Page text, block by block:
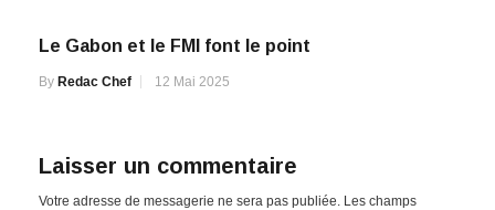
Le Gabon et le FMI font le point
By Redac Chef 12 Mai 2025
Laisser un commentaire
Votre adresse de messagerie ne sera pas publiée. Les champs